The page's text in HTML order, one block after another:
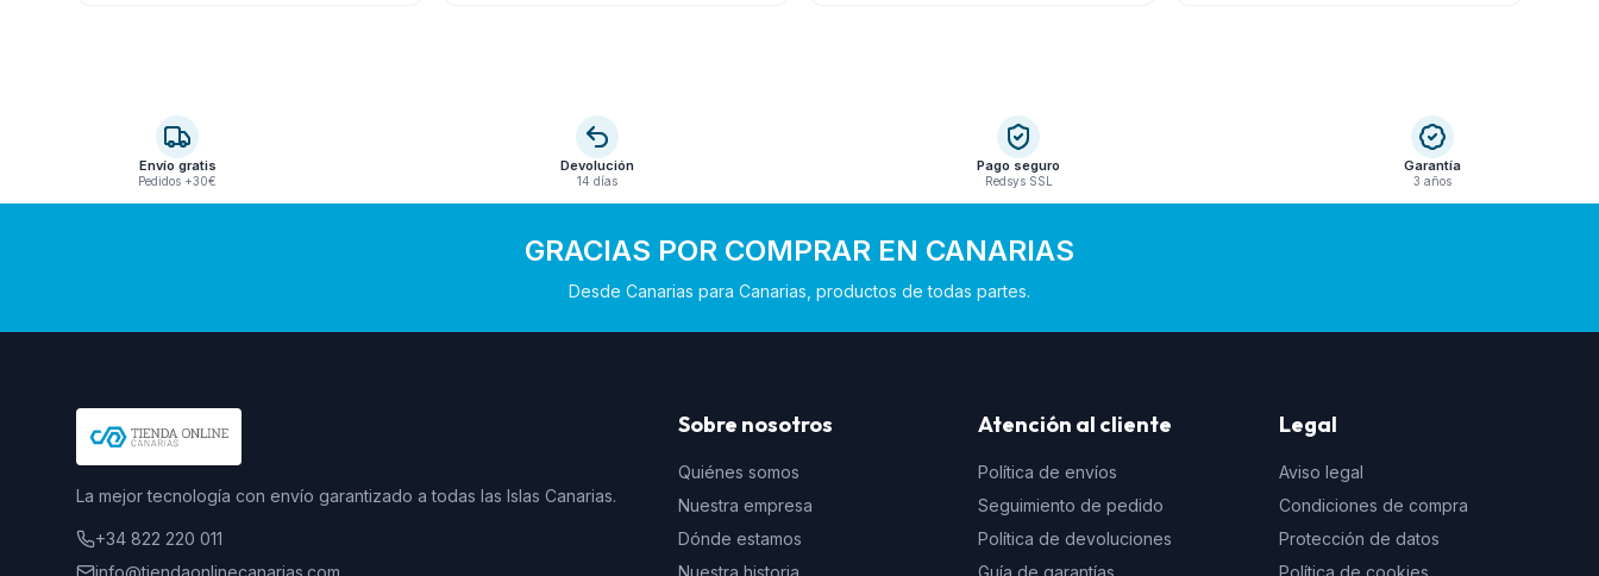
Envío gratis
Pedidos +30€
Devolución
14 días
Pago seguro
Redsys SSL
Garantía
3 años
GRACIAS POR COMPRAR EN CANARIAS
Desde Canarias para Canarias, productos de todas partes.
La mejor tecnología con envío garantizado a todas las Islas Canarias.
+34 822 220 011
info@tiendaonlinecanarias.com
Sobre nosotros
Quiénes somos
Nuestra empresa
Dónde estamos
Nuestra historia
Atención al cliente
Política de envíos
Seguimiento de pedido
Política de devoluciones
Guía de garantías
Legal
Aviso legal
Condiciones de compra
Protección de datos
Política de cookies